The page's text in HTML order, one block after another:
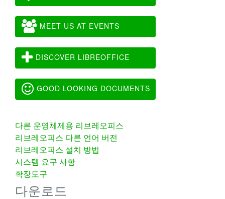
MEET US AT EVENTS
DISCOVER LIBREOFFICE
GOOD LOOKING DOCUMENTS
다른 운영체제용 리브레오피스
리브레오피스 다른 언어 버전
리브레오피스 설치 방법
시스템 요구 사항
확장도구
다운로드